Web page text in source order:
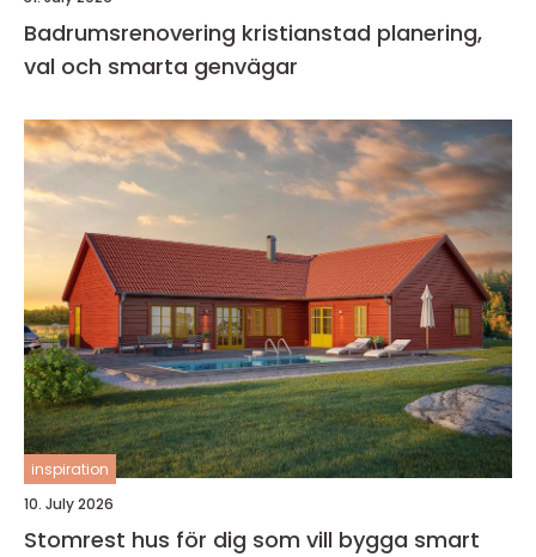
Badrumsrenovering kristianstad planering,
val och smarta genvägar
inspiration
10. July 2026
Stomrest hus för dig som vill bygga smart